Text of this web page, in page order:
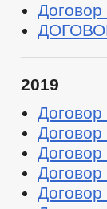
Договор
2019
Договор
Договор
Договор
Договор
Договор